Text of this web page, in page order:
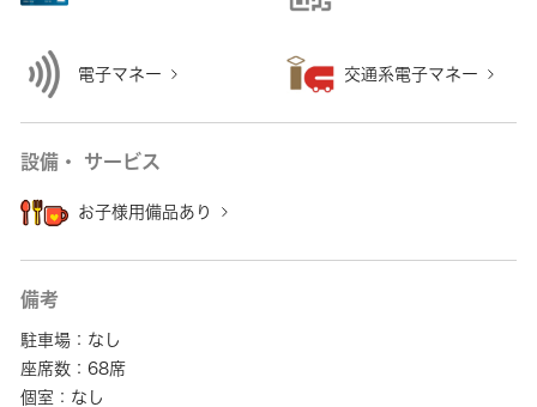
電子マネー 交通系電子マネー
設備・ サービス
お子様用備品あり
備考
駐車場：なし
座席数：68席
個室：なし